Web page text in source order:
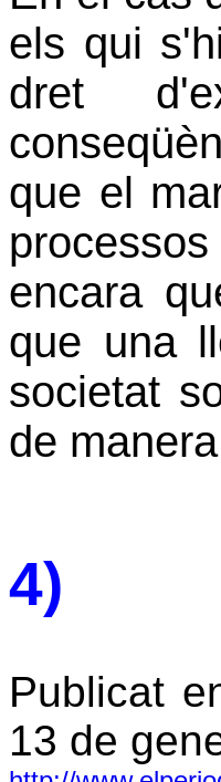
els qui
dret
que el
encara
que una
societat
de
4)
Publicat
13 de